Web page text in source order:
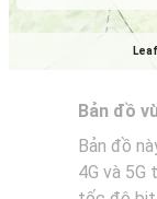
Bản đồ
Bản đồ
4G và 5G